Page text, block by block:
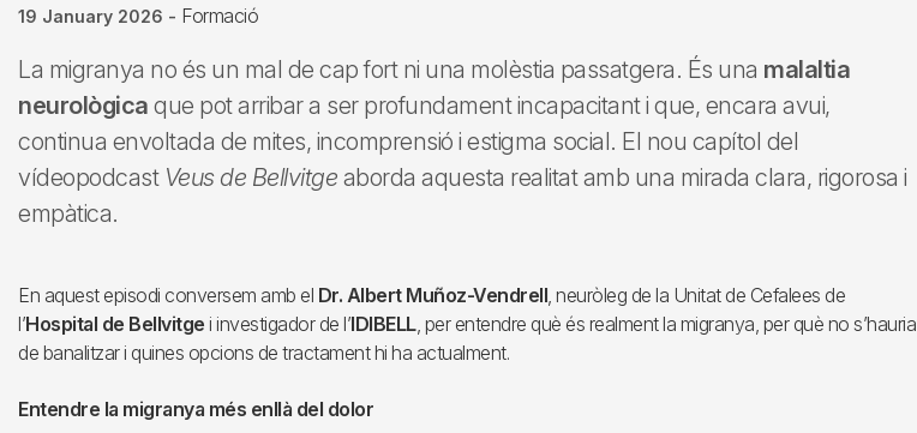
19 January 2026 - Formació
La migranya no és un mal de cap fort ni una molèstia passatgera. És una malaltia
neurològica que pot arribar a ser profundament incapacitant i que, encara avui,
continua envoltada de mites, incomprensió i estigma social. El nou capítol del
vídeopodcast Veus de Bellvitge aborda aquesta realitat amb una mirada clara, rigorosa i
empàtica.
En aquest episodi conversem amb el Dr. Albert Muñoz-Vendrell, neuròleg de la Unitat de Cefalees de
l’Hospital de Bellvitge i investigador de l’IDIBELL, per entendre què és realment la migranya, per què no s’hauria
de banalitzar i quines opcions de tractament hi ha actualment.
Entendre la migranya més enllà del dolor